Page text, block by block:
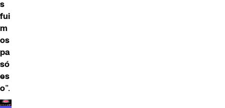
s
fui
m
os
pa
só
es
o”.